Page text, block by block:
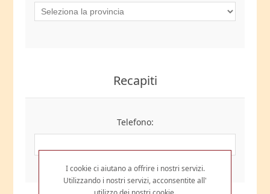
Recapiti
Telefono:
I cookie ci aiutano a offrire i nostri servizi.
Utilizzando i nostri servizi, acconsentite all'